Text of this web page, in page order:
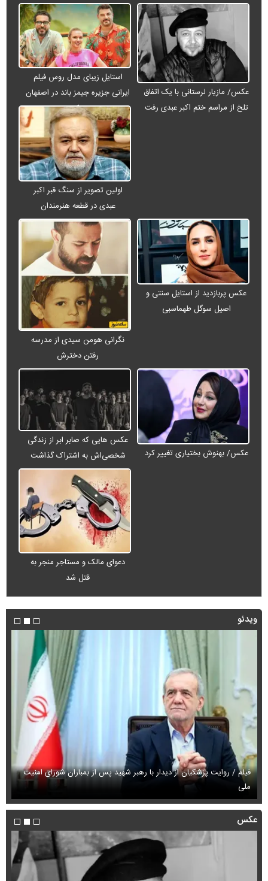
عکس/ مازیار لرستانی با یک اتفاق
تلخ از مراسم ختم اکبر عبدی رفت
استایل زیبای مدل روس فیلم
ایرانی جزیره جیمز باند در اصفهان
+ عکس
اولین تصویر از سنگ قبر اکبر
عبدی در قطعه هنرمندان
عکس پربازدید از استایل سنتی و
اصیل سوگل طهماسبی
نگرانی هومن سیدی از مدرسه
رفتن دخترش
عکس/ بهنوش بختیاری تغییر کرد
عکس هایی که صابر ابر از زندگی
شخصی‌اش به اشتراک گذاشت
دعوای مالک و مستاجر منجر به
قتل شد
ویدئو
فیلم / روایت پزشکیان از دیدار با رهبر شهید پس از بمباران شورای امنیت
ملی
عکس